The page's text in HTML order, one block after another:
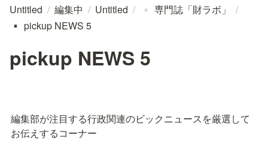
Untitled / 編集中 / Untitled / ▫️ 専門誌「財ラボ」 /
▪️ pickup NEWS 5
pickup NEWS 5
編集部が注目する行政関連のビックニュースを厳選して
お伝えするコーナー